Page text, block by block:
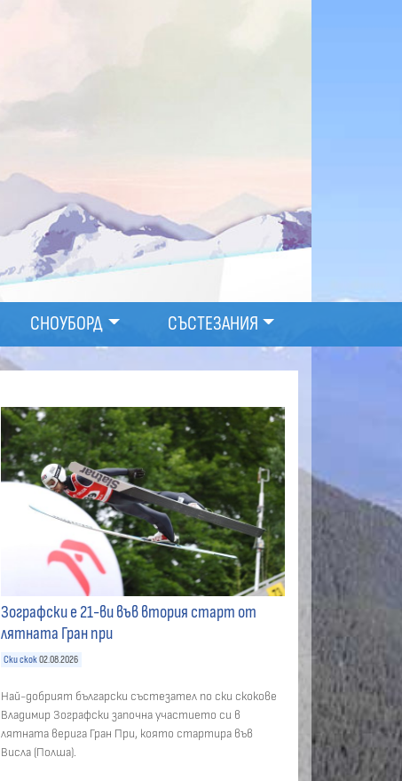
СНОУБОРД СЪСТЕЗАНИЯ
Зографски е 21-ви във втория старт от
лятната Гран при
Ски скок 02.08.2026
Най-добрият български състезател по ски скокове
Владимир Зографски започна участието си в
лятната верига Гран При, която стартира във
Висла (Полша).